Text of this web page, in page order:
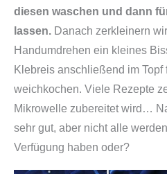
diesen waschen und dann
lassen. Danach zerkleinern
Handumdrehen ein kleines
Klebreis anschließend im Topf
weichkochen. Viele Rezepte
Mikrowelle zubereitet wird…
sehr gut, aber nicht alle
Verfügung haben oder?